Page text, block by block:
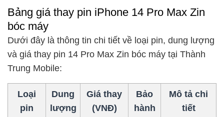
Bảng giá thay pin iPhone 14 Pro Max Zin
bóc máy
Dưới đây là thông tin chi tiết về loại pin, dung lượng
và giá thay pin 14 Pro Max Zin bóc máy tại Thành
Trung Mobile:
Loại
pin
Dung
lượng
Giá thay
(VNĐ)
Bảo
hành
Mô tả chi
tiết